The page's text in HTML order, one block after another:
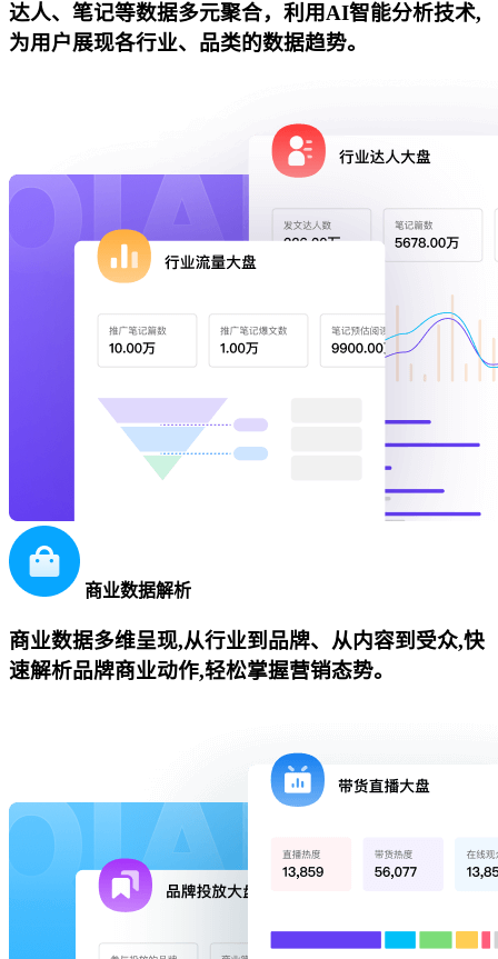
达人、笔记等数据多元聚合，利用AI智能分析技术,
为用户展现各行业、品类的数据趋势。
商业数据解析
商业数据多维呈现,从行业到品牌、从内容到受众,快
速解析品牌商业动作,轻松掌握营销态势。